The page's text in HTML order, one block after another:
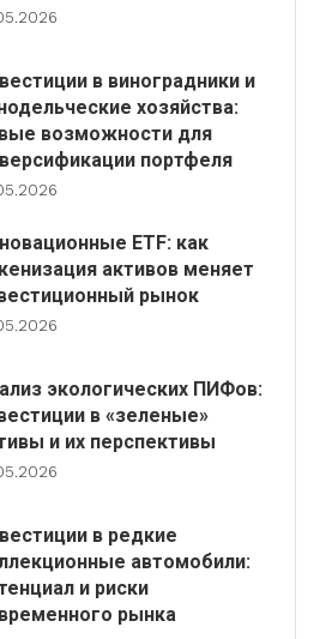
в виноградники и
хозяйства:
возможности для
портфеля
ETF: как
активов меняет
рынок
экологических ПИФов:
в «зеленые»
и их перспективы
в редкие
автомобили:
и риски
рынка